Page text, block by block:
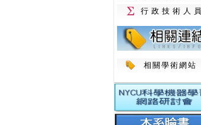
行政技術人員
相關學術網站